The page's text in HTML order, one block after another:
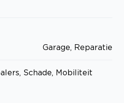
Garage, Reparatie
Schade, Mobiliteit